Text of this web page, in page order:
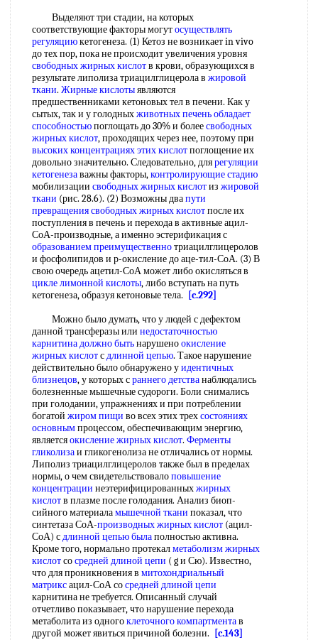
Выделяют три стадии, на которых
соответствующие факторы могутосуществлять
регуляциюкетогенеза. (1) Кетоз не возникает in vivo
до тех пор, пока не происходит увеличения уровня
свободных жирных кислотв крови, образующихся в
результате липолиза триацилглицерола в жировой
ткани. Жирные кислотыявляются
предшественниками кетоновых тел в печени. Как у
сытых, так и у голодныхживотных печеньобладает
способностьюпоглощать до 30% и болеесвободных
жирных кислот, проходящих через нее, поэтому при
высоких концентрацияхэтих кислотпоглощение их
довольно значительно. Следовательно, длярегуляции
кетогенезаважны факторы,контролирующие стадию
мобилизации свободных жирных кислотиз жировой
ткани (рис. 28.6). (2) Возможны двапути
превращениясвободных жирных кислотпосле их
поступления в печень и перехода в активные ацил-
СоА-производные, а именно эстерификация с
образованием преимущественнотриацилглицеролов
и фосфолипидов и р-окисление до аце-тил-СоА. (3) В
свою очередь ацетил-СоА может либо окисляться в
цикле лимонной кислоты, либо вступать на путь
кетогенеза, образуя кетоновые тела.
[c.292]
Можно было думать, что у людей с дефектом
данной трансферазы или недостаточностью
карнитинадолжно бытьнарушеноокисление
жирных кислотсдлинной цепью. Такое нарушение
действительно было обнаружено уидентичных
близнецов, у которых сраннего детстванаблюдались
болезненные мышечные судороги. Боли снимались
при голодании, упражнениях и при потреблении
богатой жиром пищи во всех этих трехсостояниях
основнымпроцессом, обеспечивающим энергию,
являетсяокисление жирных кислот. Ферменты
гликолизаи гликогенолиза не отличались от нормы.
Липолиз триацилглицеролов также был в пределах
нормы, о чем свидетельствовалоповышение
концентрации неэтерифицированныхжирных
кислотв плазме после голодания. Анализ биоп-
сийного материаламышечной ткани показал, что
синтетаза СоА-производных жирных кислот (ацил-
СоА) сдлинной цепьюбылаполностью активна.
Кроме того, нормально протекалметаболизм жирных
кислотсосредней длиной цепи ( g и Сю). Известно,
что для проникновения в митохондриальный
матриксацил-СоА сосредней длиной цепи
карнитина не требуется. Описанный случай
отчетливо показывает, что нарушение перехода
метаболита из одногоклеточного компартментав
другой может явиться причиной болезни.
[c.143]